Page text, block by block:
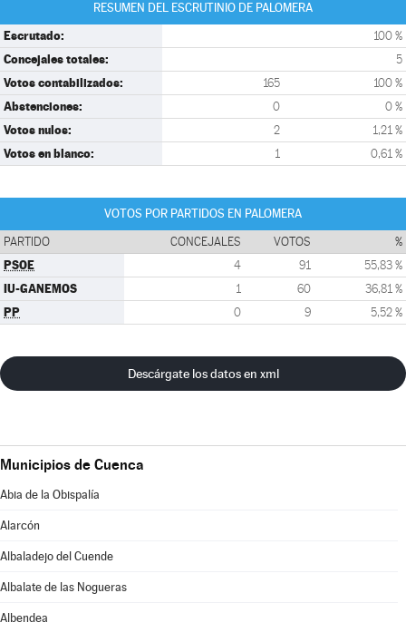
RESUMEN DEL ESCRUTINIO DE PALOMERA
Escrutado: 100 %
Concejales totales: 5
Votos contabilizados: 165 100 %
Abstenciones: 0 0 %
Votos nulos: 2 1,21 %
Votos en blanco: 1 0,61 %
VOTOS POR PARTIDOS EN PALOMERA
PARTIDO CONCEJALES VOTOS %
PSOE 4 91 55,83 %
IU-GANEMOS 1 60 36,81 %
PP 0 9 5,52 %
Descárgate los datos en xml
Municipios de Cuenca
Abia de la Obispalía
Alarcón
Albaladejo del Cuende
Albalate de las Nogueras
Albendea